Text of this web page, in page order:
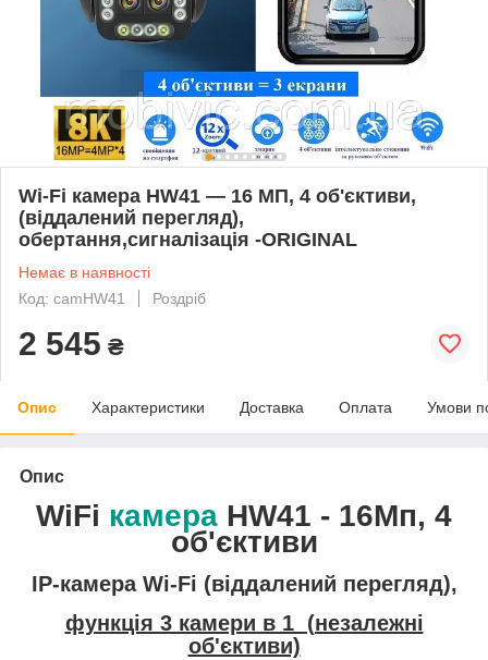
Wi-Fi камера HW41 — 16 МП, 4 об'єктиви,
(віддалений перегляд),
обертання,сигналізація -ORIGINAL
Немає в наявності
Код: camHW41
Роздріб
2 545 ₴
Опис Характеристики Доставка Оплата Умови
Опис
WiFi камера HW41 - 16Мп, 4
об'єктиви
IP-камера Wi-Fi (віддалений перегляд),
функція 3 камери в 1 (незалежні
об'єктиви)